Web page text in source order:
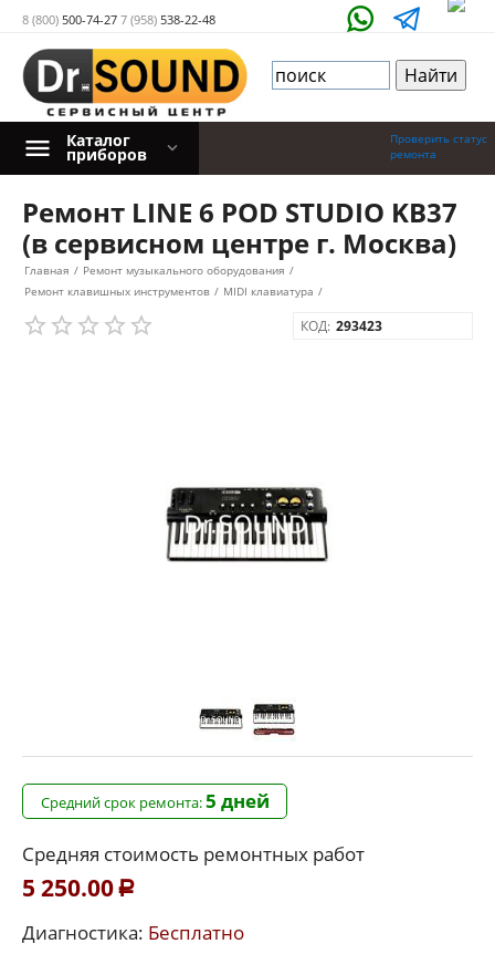
8 (800) 500-74-27 7 (958) 538-22-48
Проверить статус
ремонта
Каталог
приборов
Ремонт LINE 6 POD STUDIO KB37
(в сервисном центре г. Москва)
Главная / Ремонт музыкального оборудования /
Ремонт клавишных инструментов / MIDI клавиатура /
КОД: 293423
Средний срок ремонта:5 дней
Средняя стоимость ремонтных работ
5 250.00 Р
Диагностика: Бесплатно